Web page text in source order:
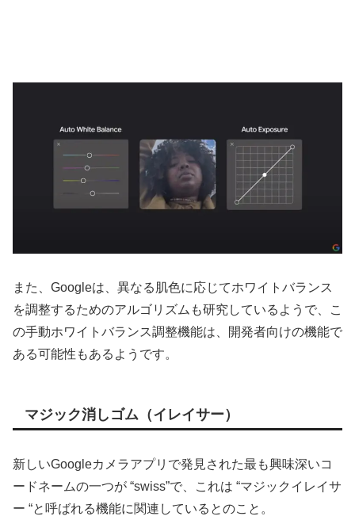
また、Googleは、異なる肌色に応じてホワイトバランス
を調整するためのアルゴリズムも研究しているようで、こ
の手動ホワイトバランス調整機能は、開発者向けの機能で
ある可能性もあるようです。
マジック消しゴム（イレイサー）
新しいGoogleカメラアプリで発見された最も興味深いコ
ードネームの一つが “swiss”で、これは “マジックイレイサ
ー “と呼ばれる機能に関連しているとのこと。